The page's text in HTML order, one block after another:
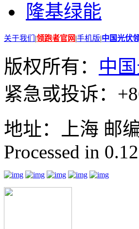
隆基绿能
关于我们 |领跑者官网|手机版|中国光伏
版权所有： 中
紧急或投诉：
地址：上海 邮
Processed in